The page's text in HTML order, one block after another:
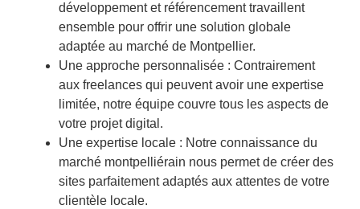
développement et référencement travaillent
ensemble pour offrir une solution globale
adaptée au marché de Montpellier.
Une approche personnalisée : Contrairement
aux freelances qui peuvent avoir une expertise
limitée, notre équipe couvre tous les aspects de
votre projet digital.
Une expertise locale : Notre connaissance du
marché montpelliérain nous permet de créer des
sites parfaitement adaptés aux attentes de votre
clientèle locale.